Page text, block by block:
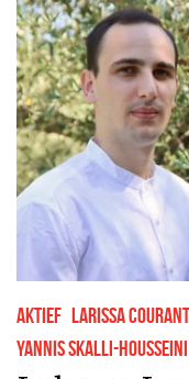
Aktief Larissa Courant
Yannis Skalli-Housseini